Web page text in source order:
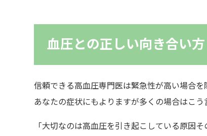
血圧との正しい向き合い方
信頼できる高血圧専門医は緊急性が高い場合を
あなたの症状にもよりますが多くの場合はこう
「大切なのは高血圧を引き起こしている原因